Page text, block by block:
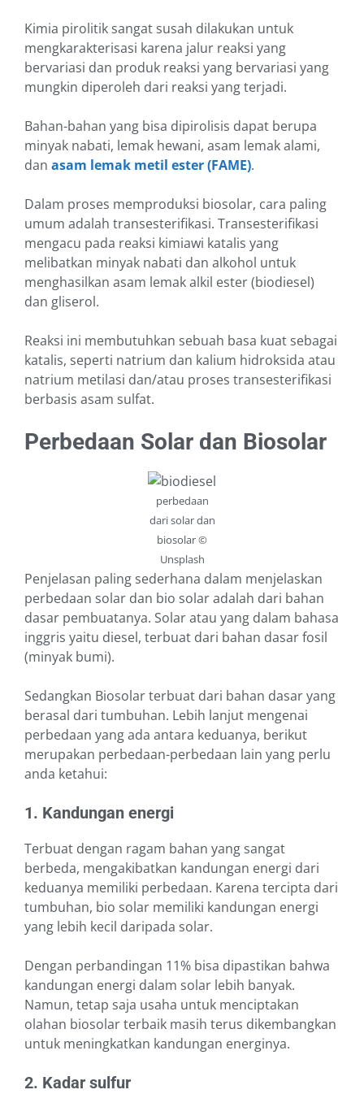
Kimia pirolitik sangat susah dilakukan untuk
mengkarakterisasi karena jalur reaksi yang
bervariasi dan produk reaksi yang bervariasi yang
mungkin diperoleh dari reaksi yang terjadi.
Bahan-bahan yang bisa dipirolisis dapat berupa
minyak nabati, lemak hewani, asam lemak alami,
dan asam lemak metil ester (FAME).
Dalam proses memproduksi biosolar, cara paling
umum adalah transesterifikasi. Transesterifikasi
mengacu pada reaksi kimiawi katalis yang
melibatkan minyak nabati dan alkohol untuk
menghasilkan asam lemak alkil ester (biodiesel)
dan gliserol.
Reaksi ini membutuhkan sebuah basa kuat sebagai
katalis, seperti natrium dan kalium hidroksida atau
natrium metilasi dan/atau proses transesterifikasi
berbasis asam sulfat.
Perbedaan Solar dan Biosolar
perbedaan
dari solar dan
biosolar ©
Unsplash
Penjelasan paling sederhana dalam menjelaskan
perbedaan solar dan bio solar adalah dari bahan
dasar pembuatanya. Solar atau yang dalam bahasa
inggris yaitu diesel, terbuat dari bahan dasar fosil
(minyak bumi).
Sedangkan Biosolar terbuat dari bahan dasar yang
berasal dari tumbuhan. Lebih lanjut mengenai
perbedaan yang ada antara keduanya, berikut
merupakan perbedaan-perbedaan lain yang perlu
anda ketahui:
1. Kandungan energi
Terbuat dengan ragam bahan yang sangat
berbeda, mengakibatkan kandungan energi dari
keduanya memiliki perbedaan. Karena tercipta dari
tumbuhan, bio solar memiliki kandungan energi
yang lebih kecil daripada solar.
Dengan perbandingan 11% bisa dipastikan bahwa
kandungan energi dalam solar lebih banyak.
Namun, tetap saja usaha untuk menciptakan
olahan biosolar terbaik masih terus dikembangkan
untuk meningkatkan kandungan energinya.
2. Kadar sulfur